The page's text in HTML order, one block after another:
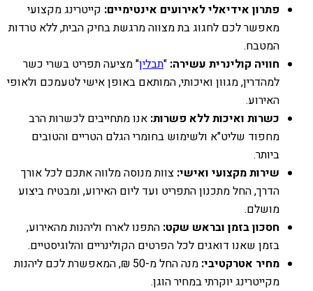
פתרון אידיאלי לאירועים אינטימיים: קייטרינג מקצועי
מאפשר לכם לחגוג בת מצווה מרגשת בחיק הבית, ללא טרדות
המטבח.
חוויה קולינרית עשירה: "תבלין" מציעה תפריט בשרי כשר
למהדרין, מגוון ואיכותי, המותאם באופן אישי לטעמכם ולאופי
האירוע.
כשרות ואיכות ללא פשרות: אנו מתחייבים לכשרות הרב
מחפוד שליט"א ולשימוש בחומרי הגלם הטריים והטובים
ביותר.
שירות מקצועי ואישי: צוות מנוסה מלווה אתכם לכל אורך
הדרך, החל מתכנון התפריט ועד ליום האירוע, ומבטיח ביצוע
מושלם.
חסכון בזמן ובראש שקט: התפנו לארח וליהנות מהאירוע,
בזמן שאנו דואגים לכל הפרטים הקולינריים והלוגיסטיים.
מחיר אטרקטיבי:
מנה החל מ-50 ₪, המאפשרת לכם ליהנות
מקייטרינג יוקרתי במחיר הוגן.